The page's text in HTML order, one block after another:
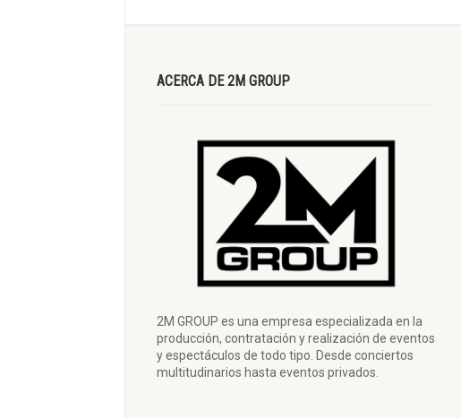
ACERCA DE 2M GROUP
2M GROUP es una empresa especializada en la
producción, contratación y realización de eventos
y espectáculos de todo tipo. Desde conciertos
multitudinarios hasta eventos privados.